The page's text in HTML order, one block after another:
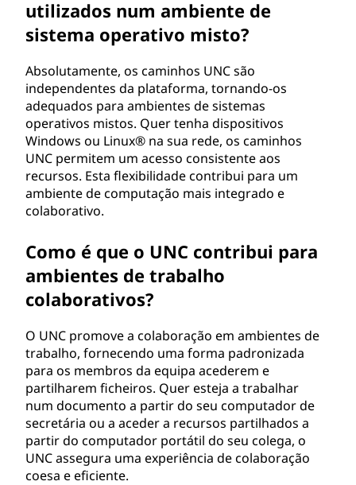
utilizados num ambiente de
sistema operativo misto?
Absolutamente, os caminhos UNC são
independentes da plataforma, tornando-os
adequados para ambientes de sistemas
operativos mistos. Quer tenha dispositivos
Windows ou Linux® na sua rede, os caminhos
UNC permitem um acesso consistente aos
recursos. Esta flexibilidade contribui para um
ambiente de computação mais integrado e
colaborativo.
Como é que o UNC contribui para
ambientes de trabalho
colaborativos?
O UNC promove a colaboração em ambientes de
trabalho, fornecendo uma forma padronizada
para os membros da equipa acederem e
partilharem ficheiros. Quer esteja a trabalhar
num documento a partir do seu computador de
secretária ou a aceder a recursos partilhados a
partir do computador portátil do seu colega, o
UNC assegura uma experiência de colaboração
coesa e eficiente.